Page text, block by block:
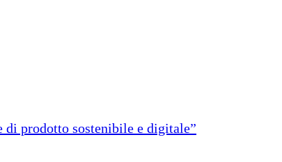
di prodotto sostenibile e digitale”